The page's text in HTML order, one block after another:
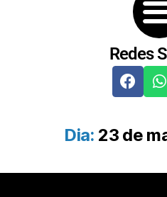
Redes
Dia: 23 de